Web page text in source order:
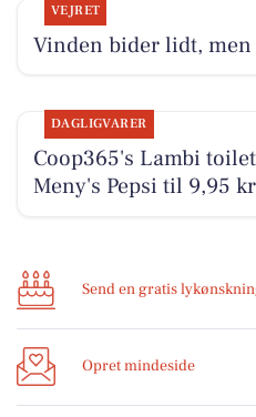
VEJRET
Vinden bider lidt,
DAGLIGVARER
Coop365's Lambi
Meny's Pepsi til 9,95
Send en gratis
Opret mindeside